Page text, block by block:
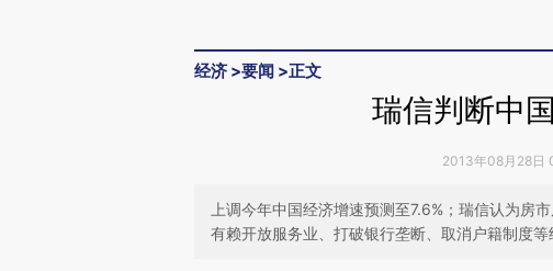
经济 >要闻 >正文
瑞信判断中
2013年08月28日
上调今年中国经济增速预测至7.6%；瑞信认为房
有赖开放服务业、打破银行垄断、取消户籍制度